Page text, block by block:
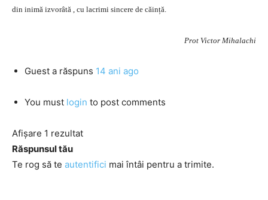
din inimă izvorâtă , cu lacrimi sincere de căință.
Prot Victor Mihalachi
Guest a răspuns 14 ani ago
You must login to post comments
Afișare 1 rezultat
Răspunsul tău
Te rog să te autentifici mai întâi pentru a trimite.